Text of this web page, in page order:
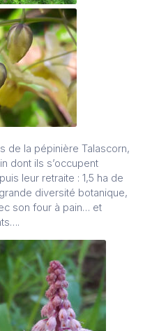
de la pépinière Talascorn,
dont ils s’occupent
leur retraite : 1,5 ha de
diversité botanique,
son four à pain… et